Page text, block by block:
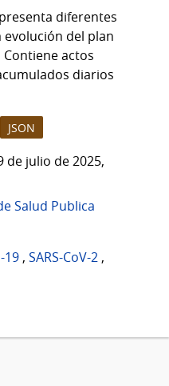
diferentes
evolución del plan
Contiene actos
diarios
JSON
de julio de 2025,
Salud Publica
19 , SARS-CoV-2 ,